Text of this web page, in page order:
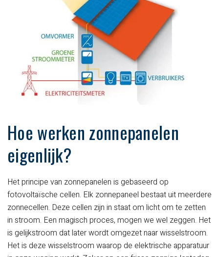
Hoe werken zonnepanelen
eigenlijk?
Het principe van zonnepanelen is gebaseerd op
fotovoltaïsche cellen. Elk zonnepaneel bestaat uit meerdere
zonnecellen. Deze cellen zijn in staat om licht om te zetten
in stroom. Een magisch proces, mogen we wel zeggen. Het
is gelijkstroom dat later wordt omgezet naar wisselstroom.
Het is deze wisselstroom waarop de elektrische apparatuur